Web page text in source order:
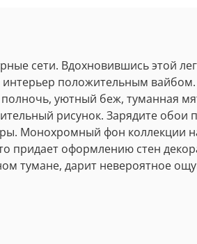
сети. Вдохновившись этой
интерьер положительным
уютный беж, туманная
рисунок. Зарядите обои
Монохромный фон коллекции
придает оформлению стен
тумане, дарит невероятное